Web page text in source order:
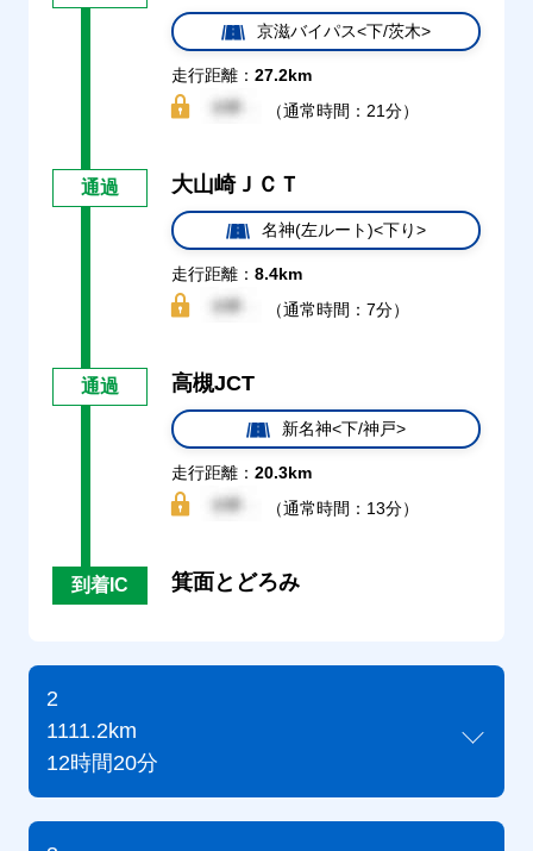
京滋バイパス<下/茨木>
走行距離： 27.2km
（通常時間：21分）
通過 大山崎ＪＣＴ
名神(左ルート)<下り>
走行距離： 8.4km
（通常時間：7分）
通過 高槻JCT
新名神<下/神戸>
走行距離： 20.3km
（通常時間：13分）
到着IC 箕面とどろみ
2
1111.2km
12時間20分